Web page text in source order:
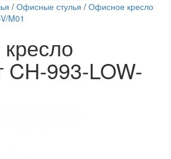
/ Офисные стулья / Офисное кресло
M01
CH-993-LOW-